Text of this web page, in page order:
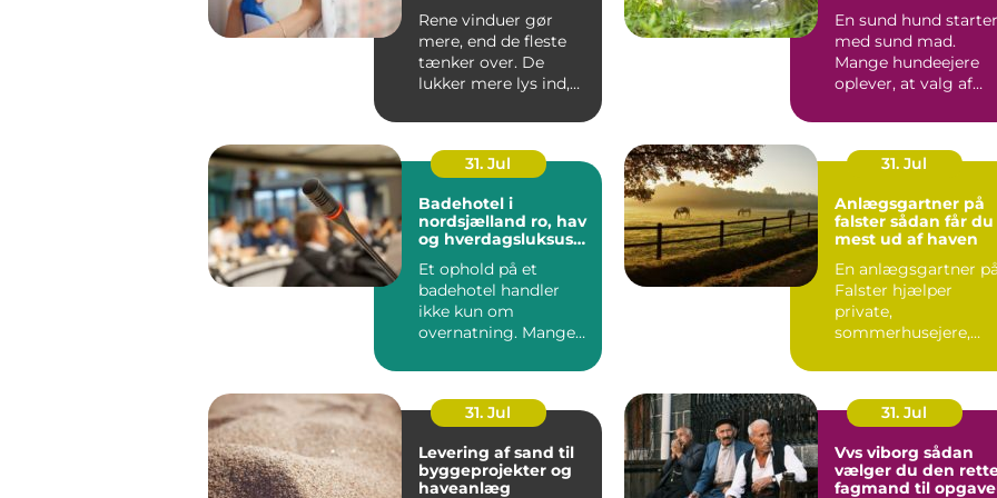
Rene vinduer gør
mere, end de fleste
tænker over. De
lukker mere lys ind,
størr...
En sund hund starter
med sund mad.
Mange hundeejere
oplever, at valg af
...
31. Jul
Badehotel i
nordsjælland ro, hav
og hverdagsluksus
Et ophold på et
badehotel handler
ikke kun om
overnatning. Mange
badehotel som et fr...
31. Jul
Anlægsgartner på
falster sådan får du
mest ud af haven
En anlægsgartner på
Falster hjælper
private,
sommerhusejere,
offentlige
institutione...
31. Jul
Levering af sand til
byggeprojekter og
haveanlæg
31. Jul
Vvs viborg sådan
vælger du den
fagmand til